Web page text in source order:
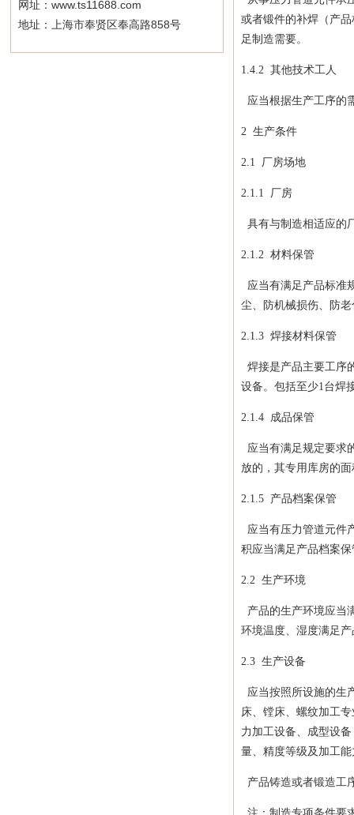
网址：www.ts11688.com
地址：上海市奉贤区奉高路858号
或者锻件的补焊（产
足制造需要。
1.4.2 其他技术工人
应当根据生产工序的
2 生产条件
2.1 厂房场地
2.1.1 厂房
具有与制造相适应的
2.1.2 材料保管
应当有满足产品标准
尘、防机械损伤、防
2.1.3 焊接材料保管
焊接是产品主要工序
设备。包括至少1台焊
2.1.4 成品保管
应当有满足规定要求
放的，其专用库房的
2.1.5 产品档案保管
应当有压力管道元件
积应当满足产品档案
2.2 生产环境
产品的生产环境应当
环境温度、湿度满足
2.3 生产设备
应当按照所设施的生
床、镗床、螺纹加工
力加工设备、成型设
量、精度等级及加工
产品铸造或者锻造工